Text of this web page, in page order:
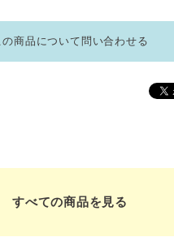
の商品について問い合わせる
すべての商品を見る